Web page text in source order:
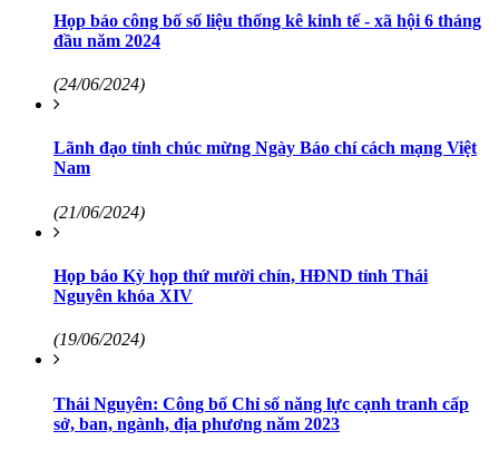
Họp báo công bố số liệu thống kê kinh tế - xã hội 6 tháng
đầu năm 2024
(24/06/2024)
Lãnh đạo tỉnh chúc mừng Ngày Báo chí cách mạng Việt
Nam
(21/06/2024)
Họp báo Kỳ họp thứ mười chín, HĐND tỉnh Thái
Nguyên khóa XIV
(19/06/2024)
Thái Nguyên: Công bố Chỉ số năng lực cạnh tranh cấp
sở, ban, ngành, địa phương năm 2023